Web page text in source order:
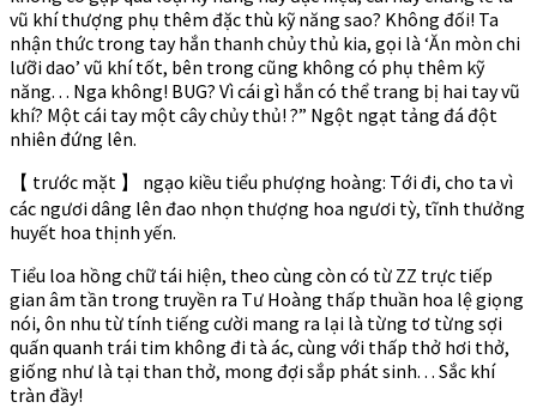
vũ khí thượng phụ thêm đặc thù kỹ năng sao? Không đối! Ta
nhận thức trong tay hắn thanh chủy thủ kia, gọi là ‘Ăn mòn chi
lưỡi dao’ vũ khí tốt, bên trong cũng không có phụ thêm kỹ
năng. . . Nga không! BUG? Vì cái gì hắn có thể trang bị hai tay vũ
khí? Một cái tay một cây chủy thủ! ?” Ngột ngạt tảng đá đột
nhiên đứng lên.
【 trước mặt 】 ngạo kiều tiểu phượng hoàng: Tới đi, cho ta vì
các ngươi dâng lên đao nhọn thượng hoa ngươi tỳ, tĩnh thưởng
huyết hoa thịnh yến.
Tiểu loa hồng chữ tái hiện, theo cùng còn có từ ZZ trực tiếp
gian âm tần trong truyền ra Tư Hoàng thấp thuần hoa lệ giọng
nói, ôn nhu từ tính tiếng cười mang ra lại là từng tơ từng sợi
quấn quanh trái tim không đi tà ác, cùng với thấp thở hơi thở,
giống như là tại than thở, mong đợi sắp phát sinh. . . Sắc khí
tràn đầy!